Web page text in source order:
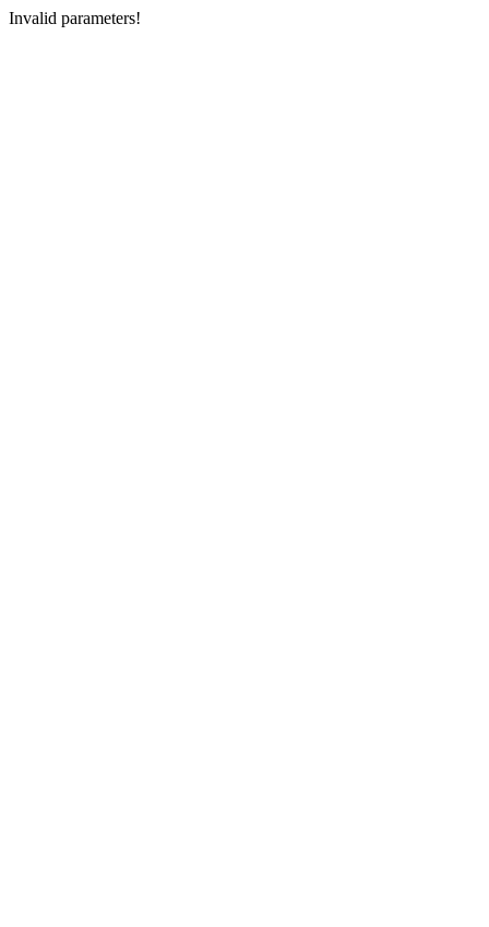
Invalid parameters!